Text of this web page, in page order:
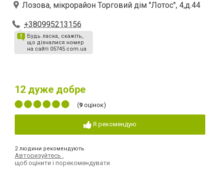
Лозова, мікрорайон Торговий дім "Лотос", 4,д.44
+380995213156
Будь ласка, скажіть,
що дізналися номер
на сайті 05745.com.ua
12 дуже добре
(9 оцінок)
Я рекомендую
2 людини рекомендують
Авторизуйтесь
щоб оцінити і порекомендувати